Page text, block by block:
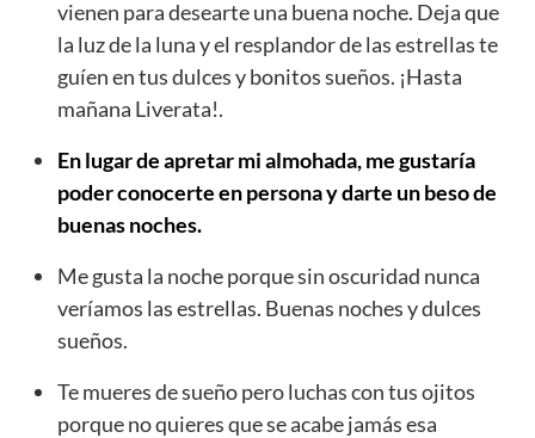
vienen para desearte una buena noche. Deja que
la luz de la luna y el resplandor de las estrellas te
guíen en tus dulces y bonitos sueños. ¡Hasta
mañana Liverata!.
En lugar de apretar mi almohada, me gustaría
poder conocerte en persona y darte un beso de
buenas noches.
Me gusta la noche porque sin oscuridad nunca
veríamos las estrellas. Buenas noches y dulces
sueños.
Te mueres de sueño pero luchas con tus ojitos
porque no quieres que se acabe jamás esa